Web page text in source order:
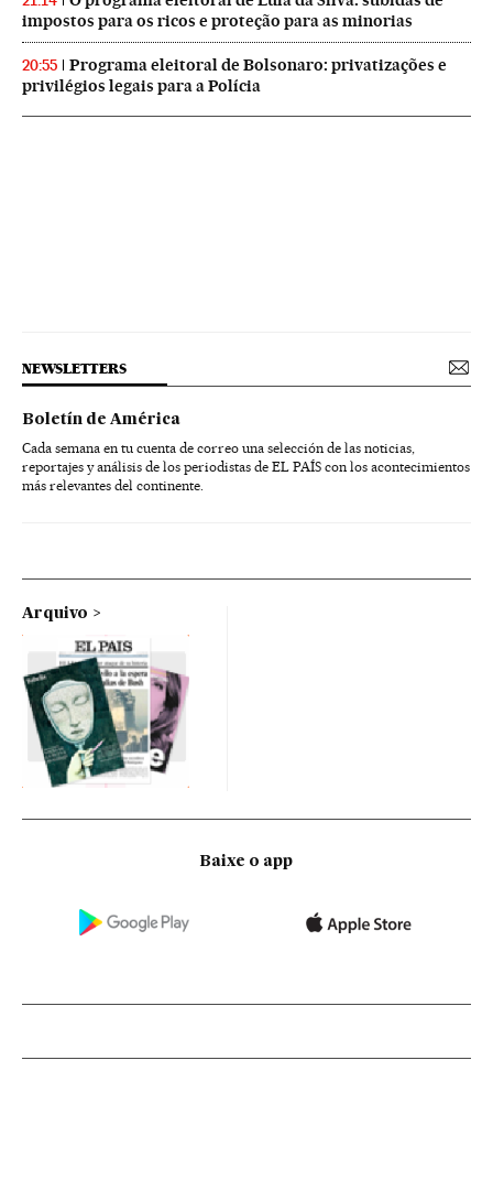
impostos para os ricos e proteção para as minorias
20:55
Programa eleitoral de Bolsonaro: privatizações e
privilégios legais para a Polícia
NEWSLETTERS
Boletín de América
Cada semana en tu cuenta de correo una selección de las noticias,
reportajes y análisis de los periodistas de EL PAÍS con los acontecimientos
más relevantes del continente.
Arquivo
Baixe o app